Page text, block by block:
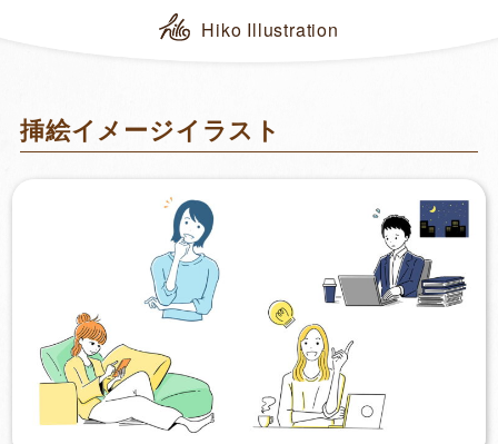
Hiko Illustration
挿絵イメージイラスト